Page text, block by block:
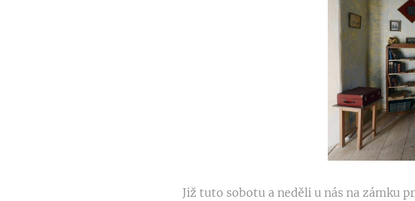
Již tuto sobotu a neděli u nás na zámku